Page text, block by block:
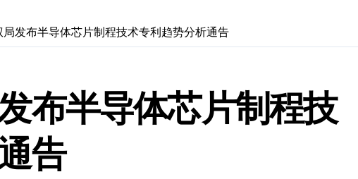
营实战
维
发布半导体芯片制程技术专利趋势分析通告
布半导体芯片制程技
告